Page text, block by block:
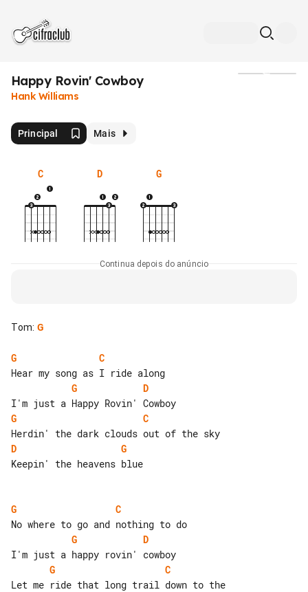
Happy Rovin' Cowboy
Hank Williams
Principal Mais
C D G
Continua depois do anúncio
Tom: G
G
C
G
D
G
C
D
G
Keepin' the heavens blue
G
C
G
D
G
C
Let me ride that long trail down to the